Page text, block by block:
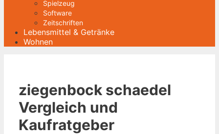
Spielzeug
Software
Zeitschriften
Lebensmittel & Getränke
Wohnen
ziegenbock schaedel
Vergleich und
Kaufratgeber